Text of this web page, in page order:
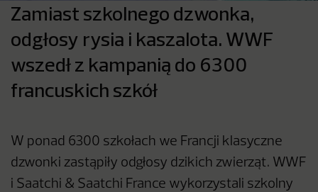
Zamiast szkolnego dzwonka,
odgłosy rysia i kaszalota. WWF
wszedł z kampanią do 6300
francuskich szkół
W ponad 6300 szkołach we Francji klasyczne
dzwonki zastąpiły odgłosy dzikich zwierząt. WWF
i Saatchi & Saatchi France wykorzystali szkolny